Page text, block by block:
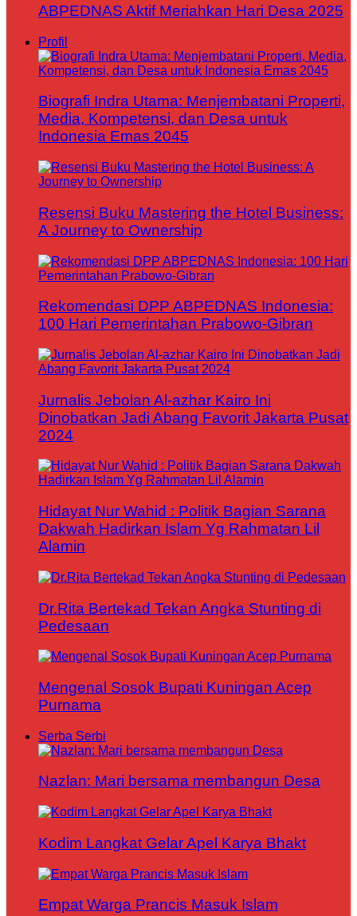
ABPEDNAS Aktif Meriahkan Hari Desa 2025
Profil
Biografi Indra Utama: Menjembatani Properti,
Media, Kompetensi, dan Desa untuk
Indonesia Emas 2045
Resensi Buku Mastering the Hotel Business:
A Journey to Ownership
Rekomendasi DPP ABPEDNAS Indonesia:
100 Hari Pemerintahan Prabowo-Gibran
Jurnalis Jebolan Al-azhar Kairo Ini
Dinobatkan Jadi Abang Favorit Jakarta Pusat
2024
Hidayat Nur Wahid : Politik Bagian Sarana
Dakwah Hadirkan Islam Yg Rahmatan Lil
Alamin
Dr.Rita Bertekad Tekan Angka Stunting di
Pedesaan
Mengenal Sosok Bupati Kuningan Acep
Purnama
Serba Serbi
Nazlan: Mari bersama membangun Desa
Kodim Langkat Gelar Apel Karya Bhakt
Empat Warga Prancis Masuk Islam